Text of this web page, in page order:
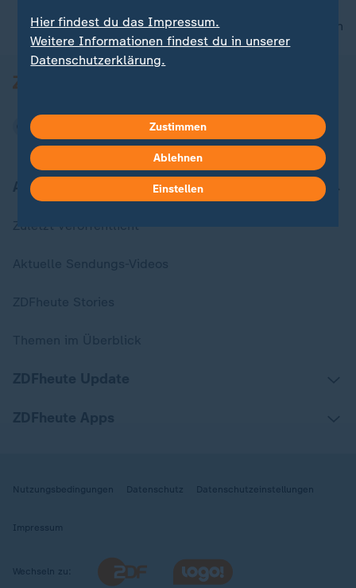
nach oben
Aktuell bei ZDFheute
Zuletzt veröffentlicht
Nutzungsbedingungen Datenschutz Datenschutzeinstellungen
Impressum
Wechseln zu:
Hier findest du das Impressum.
Weitere Informationen findest du in unserer
Datenschutzerklärung.
Zustimmen
Ablehnen
Einstellen